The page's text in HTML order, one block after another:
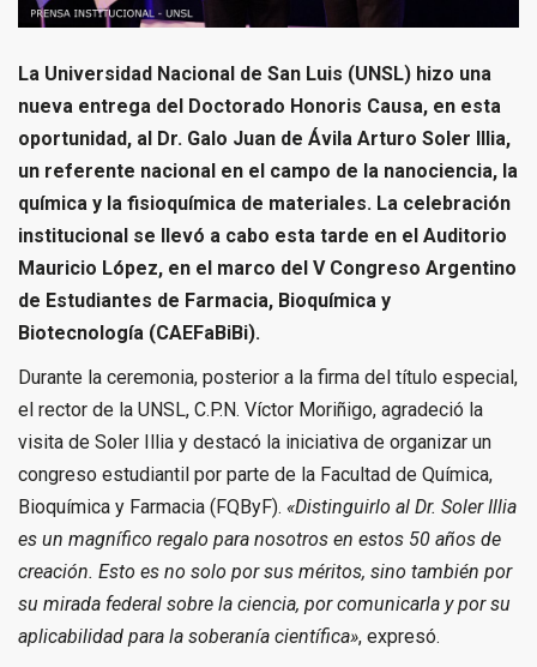
La Universidad Nacional de San Luis (UNSL) hizo una
nueva entrega del Doctorado Honoris Causa, en esta
oportunidad, al Dr. Galo Juan de Ávila Arturo Soler Illia,
un referente nacional en el campo de la nanociencia, la
química y la fisioquímica de materiales. La celebración
institucional se llevó a cabo esta tarde en el Auditorio
Mauricio López, en el marco del V Congreso Argentino
de Estudiantes de Farmacia, Bioquímica y
Biotecnología (CAEFaBiBi).
Durante la ceremonia, posterior a la firma del título especial,
el rector de la UNSL, C.P.N. Víctor Moriñigo, agradeció la
visita de Soler Illia y destacó la iniciativa de organizar un
congreso estudiantil por parte de la Facultad de Química,
Bioquímica y Farmacia (FQByF). «Distinguirlo al Dr. Soler Illia
es un magnífico regalo para nosotros en estos 50 años de
creación. Esto es no solo por sus méritos, sino también por
su mirada federal sobre la ciencia, por comunicarla y por su
aplicabilidad para la soberanía científica», expresó.